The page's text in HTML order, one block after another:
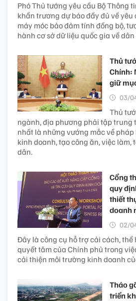
Phó Thủ tướng yêu cầu Bộ Thông
khẩn trương dự báo đầy đủ về
máy móc bảo đảm tính đồng bộ,
hành cơ sở dữ liệu quốc gia về dân
Thủ
Chính:
giữ
03/
Thủ
ngành, địa phương phải tập trung
nhất là những vướng mắc về pháp
kinh doanh, tạo công ăn, việc làm,
dân.
Cổng
quy
thiết
doanh
02/
Đây là công cụ hỗ trợ cải cách, thể
quyết tâm của Chính phủ trong
cải thiện môi trường kinh doanh
Tháo
triển